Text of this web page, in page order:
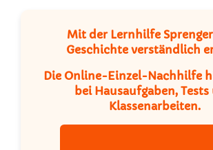
Mit der Lernhilfe Sprenger
Geschichte verständlich
Die Online-Einzel-Nachhilfe
bei Hausaufgaben, Tests
Klassenarbeiten.